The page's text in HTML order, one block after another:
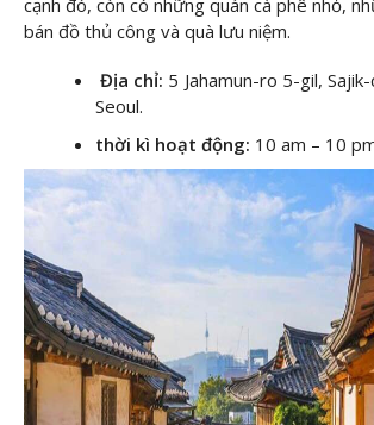
bán đồ thủ công và quà lưu niệm.
Địa chỉ: 5 Jahamun-ro 5-gil,
Seoul.
thời kì hoạt động: 10 am – 10